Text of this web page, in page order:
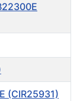
(CIR25931)